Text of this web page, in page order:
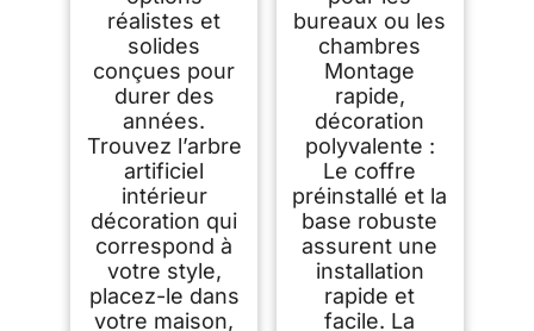
réalistes et
solides
conçues pour
durer des
années.
Trouvez l’arbre
artificiel
intérieur
décoration qui
correspond à
votre style,
placez-le dans
votre maison,
bureaux ou les
chambres
Montage
rapide,
décoration
polyvalente :
Le coffre
préinstallé et la
base robuste
assurent une
installation
rapide et
facile. La